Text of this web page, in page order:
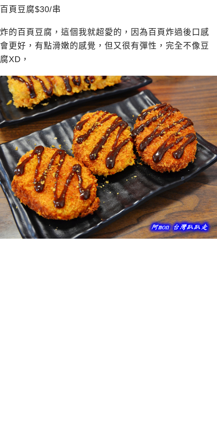
百頁豆腐$30/串
炸的百頁豆腐，這個我就超愛的，因為百頁炸過後口感
會更好，有點滑嫩的感覺，但又很有彈性，完全不像豆
腐XD，